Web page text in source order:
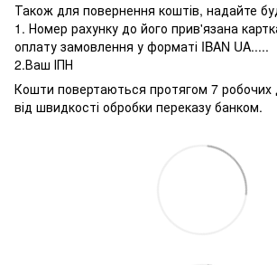
Також для повернення коштів, надайте
1. Номер рахунку до його прив'язана
оплату замовлення у форматі IBAN UA.....
2.Ваш ІПН
Кошти повертаються протягом 7 робочих
від швидкості обробки переказу банком.